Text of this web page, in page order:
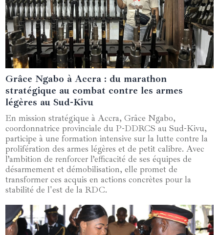
15 novembre 2024
Grâce Ngabo à Accra : du marathon
stratégique au combat contre les armes
légères au Sud-Kivu
En mission stratégique à Accra, Grâce Ngabo,
coordonnatrice provinciale du P-DDRCS au Sud-Kivu,
participe à une formation intensive sur la lutte contre la
prolifération des armes légères et de petit calibre. Avec
l’ambition de renforcer l’efficacité de ses équipes de
désarmement et démobilisation, elle promet de
transformer ces acquis en actions concrètes pour la
stabilité de l'est de la RDC.